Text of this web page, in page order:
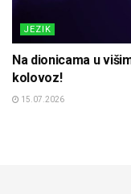
JEZIK
Na dionicama u
kolovoz!
15.07.2026